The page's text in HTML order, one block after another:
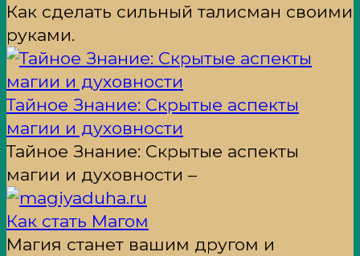
Как сделать сильный талисман своими
руками.
Тайное Знание: Скрытые аспекты
магии и духовности
Тайное Знание: Скрытые аспекты
магии и духовности –
Как стать Магом
Магия станет вашим другом и